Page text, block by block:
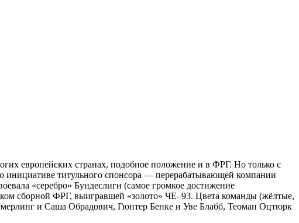
европейских странах, подобное положение и в ФРГ. Но только с
инициативе титульного спонсора — перерабатывающей компании
«серебро» Бундеслиги (самое громкое достижение
сборной ФРГ, выигравшей «золото» ЧЕ–93. Цвета команды (жёлтые,
и Саша Обрадович, Гюнтер Бенке и Уве Блабб, Теоман Оцтюрк